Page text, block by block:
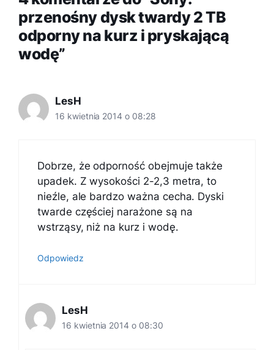
przenośny dysk twardy 2 TB
odporny na kurz i pryskającą
wodę”
LesH
16 kwietnia 2014 o 08:28
Dobrze, że odporność obejmuje także
upadek. Z wysokości 2-2,3 metra, to
nieźle, ale bardzo ważna cecha. Dyski
twarde częściej narażone są na
wstrząsy, niż na kurz i wodę.
Odpowiedz
LesH
16 kwietnia 2014 o 08:30